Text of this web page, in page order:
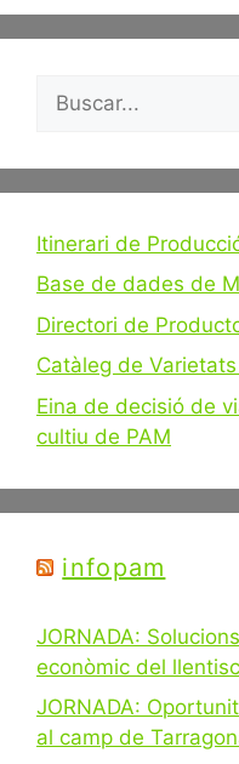
Itinerari de
Base de dades de
Directori de
Catàleg de
Eina de decisió de
cultiu de PAM
infopam
JORNADA:
econòmic del
JORNADA:
al camp de